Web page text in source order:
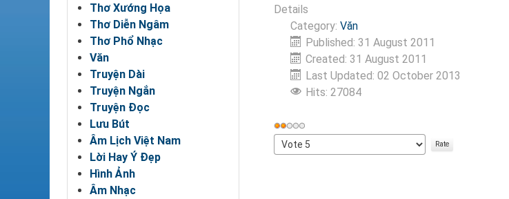
Thơ Xướng Họa
Thơ Diễn Ngâm
Thơ Phổ Nhạc
Văn
Truyện Dài
Truyện Ngắn
Truyện Đọc
Lưu Bút
Âm Lịch Việt Nam
Lời Hay Ý Đẹp
Hình Ảnh
Âm Nhạc
Details
Category: Văn
Published: 31 August 2011
Created: 31 August 2011
Last Updated: 02 October 2013
Hits: 27084
User
Rating:
Please
Rate